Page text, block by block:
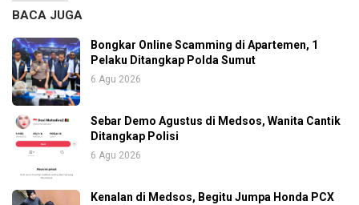
BACA JUGA
Bongkar Online Scamming di Apartemen, 1
Pelaku Ditangkap Polda Sumut
6 Agu 2026
Sebar Demo Agustus di Medsos, Wanita Cantik
Ditangkap Polisi
6 Agu 2026
Kenalan di Medsos, Begitu Jumpa Honda PCX